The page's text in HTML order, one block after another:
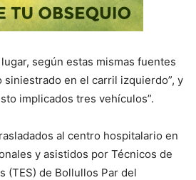
según estas mismas fuentes
siniestrado en el carril izquierdo”, y
implicados tres vehículos”.
al centro hospitalario en
y asistidos por Técnicos de
(TES) de Bollullos Par del